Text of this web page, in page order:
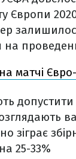
матчі Євро-
зіграє
25-33%